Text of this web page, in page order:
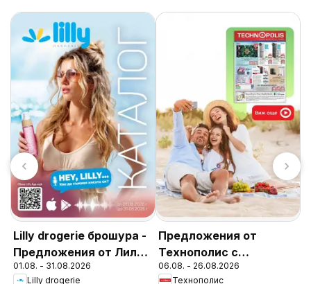
Lilly drogerie брошура -
Предложения от Лили
Дрогерие
01.08. - 31.08.2026
Lilly drogerie
Предложения от
Технополис с
валидност до
06.08. - 26.08.2026
Технополис